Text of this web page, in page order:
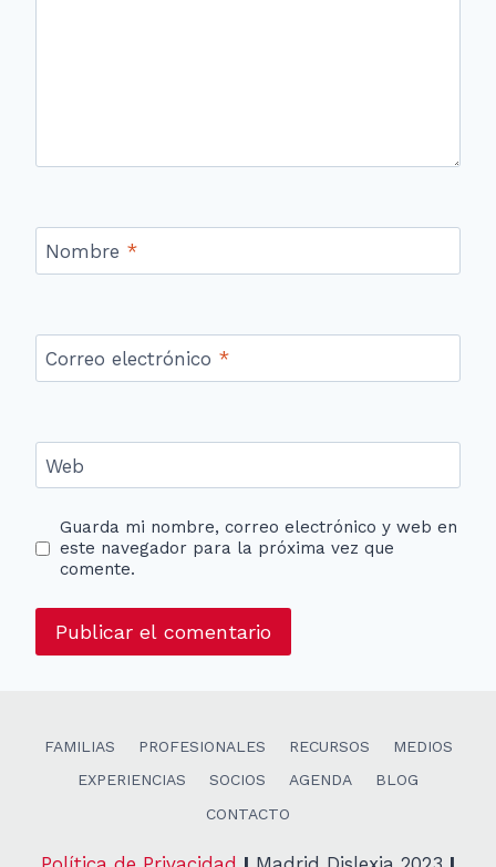
Nombre *
Correo electrónico *
Web
Guarda mi nombre, correo electrónico y web en
este navegador para la próxima vez que
comente.
FAMILIAS PROFESIONALES RECURSOS
MEDIOS
EXPERIENCIAS
SOCIOS AGENDA
BLOG
CONTACTO